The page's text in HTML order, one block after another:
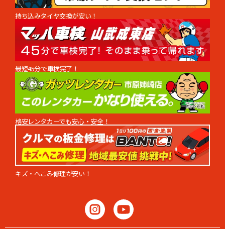
持ち込みタイヤ交換が安い！
最短45分で車検完了！
格安レンタカーでも安心・安全！
キズ・へこみ修理が安い！